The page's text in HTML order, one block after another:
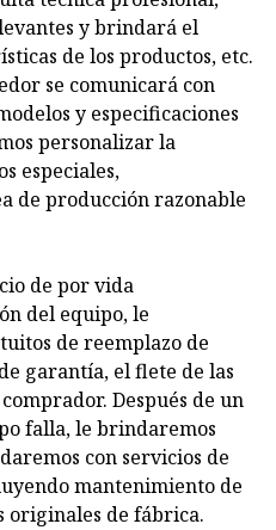
y brindará el
de los productos, etc.
se comunicará con
y especificaciones
personalizar la
especiales,
de producción razonable
de por vida
del equipo, le
de reemplazo de
garantía, el flete de las
Después de un
falla, le brindaremos
con servicios de
mantenimiento de
originales de fábrica.